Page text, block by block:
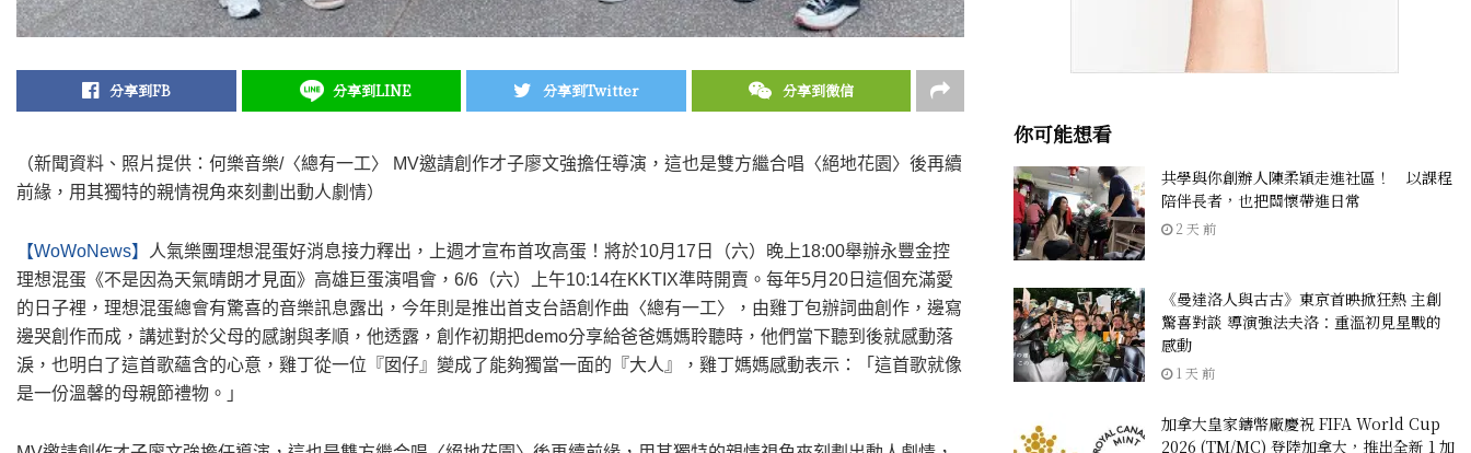
分享到FB 分享到LINE 分享到Twitter 分享到微信
（新聞資料、照片提供：何樂音樂/〈總有一工〉 MV邀請創作才子廖文強擔任導演，這也是雙方繼合唱〈絕地花園〉後再續
前緣，用其獨特的親情視角來刻劃出動人劇情）
【WoWoNews】
人氣樂團理想混蛋好消息接力釋出，上週才宣布首攻高蛋！將於10月17日（六）晚上18:00舉辦永豐金控
理想混蛋《不是因為天氣晴朗才見面》高雄巨蛋演唱會，6/6（六）上午10:14在KKTIX準時開賣。每年5月20日這個充滿愛
的日子裡，理想混蛋總會有驚喜的音樂訊息露出，今年則是推出首支台語創作曲〈總有一工〉，由雞丁包辦詞曲創作，邊寫
邊哭創作而成，講述對於父母的感謝與孝順，他透露，創作初期把demo分享給爸爸媽媽聆聽時，他們當下聽到後就感動落
淚，也明白了這首歌蘊含的心意，雞丁從一位『囡仔』變成了能夠獨當一面的『大人』，雞丁媽媽感動表示：「這首歌就像
是一份溫馨的母親節禮物。」
你可能想看
共學與你創辦人陳柔穎走進社區！ 以課程
陪伴長者，也把關懷帶進日常
2 天 前
《曼達洛人與古古》東京首映掀狂熱 主創
驚喜對談 導演強法夫洛：重溫初見星戰的
感動
1 天 前
加拿大皇家鑄幣廠慶祝 FIFA World Cup
2026 (TM/MC) 登陸加拿大，推出全新 1 加